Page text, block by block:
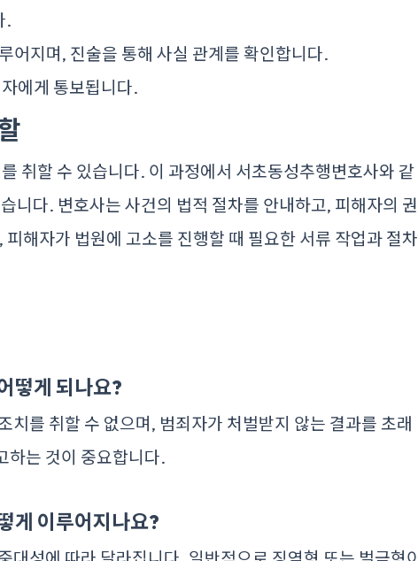
.
어지며, 진술을 통해 사실 관계를 확인합니다.
에게 통보됩니다.
취할 수 있습니다. 이 과정에서 서초동성추행변호사와 같
니다. 변호사는 사건의 법적 절차를 안내하고, 피해자의 권
해자가 법원에 고소를 진행할 때 필요한 서류 작업과 절차
떻게 되나요?
치를 취할 수 없으며, 범죄자가 처벌받지 않는 결과를 초래
하는 것이 중요합니다.
게 이루어지나요?